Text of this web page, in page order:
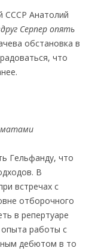
СССР Анатолий
Серпер опять
обстановка в
что
Гельфанду, что
В
встречах с
отборочного
в репертуаре
работы с
дебютом в то